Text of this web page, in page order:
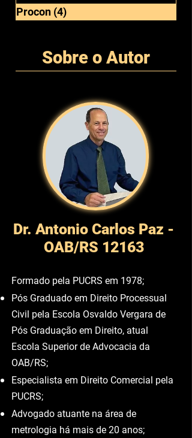
Inmetro(15)
Procon(4)4 posts
Sobre o Autor
Dr. Antonio Carlos Paz -
OAB/RS 12163
Formado pela PUCRS em 1978;
Pós Graduado em Direito Processual
Civil pela Escola Osvaldo Vergara de
Pós Graduação em Direito, atual
Escola Superior de Advocacia da
OAB/RS;
Especialista em Direito Comercial pela